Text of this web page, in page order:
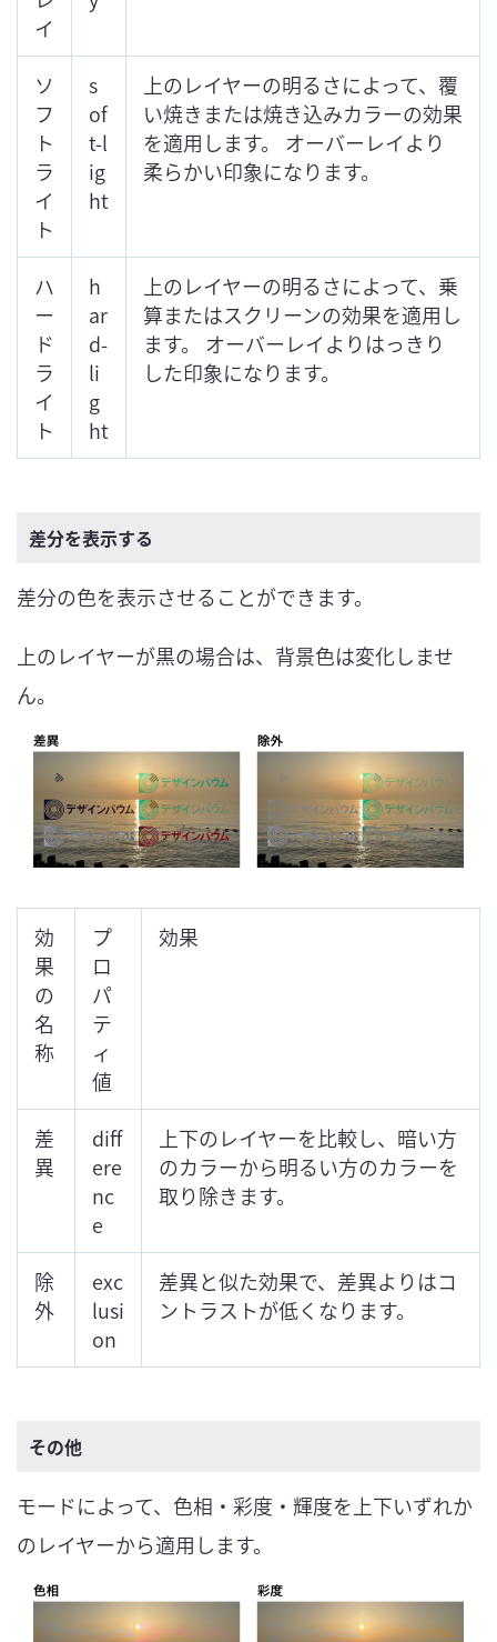
イ
ソ
フ
ト
ラ
イ
ト
s
of
t-l
ig
ht
上のレイヤーの明るさによって、覆
い焼きまたは焼き込みカラーの効果
を適用します。 オーバーレイより
柔らかい印象になります。
ハ
ー
ド
ラ
イ
ト
h
ar
d-
li
g
ht
上のレイヤーの明るさによって、乗
算またはスクリーンの効果を適用し
ます。 オーバーレイよりはっきり
した印象になります。
差分を表示する
差分の色を表示させることができます。
上のレイヤーが黒の場合は、背景色は変化しませ
ん。
効
果
の
名
称
プ
ロ
パ
テ
ィ
値
効果
差
異
diff
ere
nc
e
上下のレイヤーを比較し、暗い方
のカラーから明るい方のカラーを
取り除きます。
除
外
exc
lusi
on
差異と似た効果で、差異よりはコ
ントラストが低くなります。
その他
モードによって、色相・彩度・輝度を上下いずれか
のレイヤーから適用します。